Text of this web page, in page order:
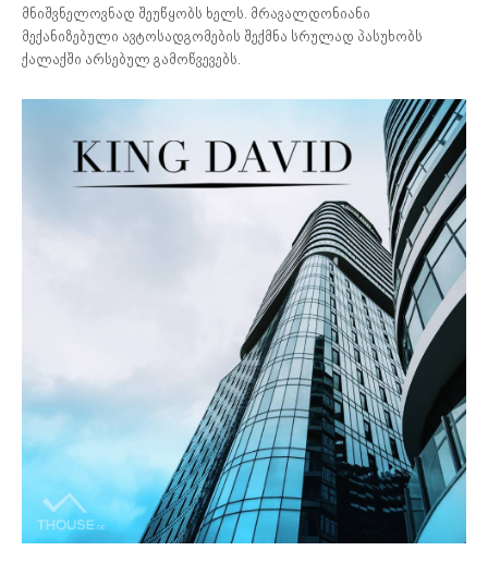
მნიშვნელოვნად შეუწყობს ხელს. მრავალდონიანი
მექანიზებული ავტოსადგომების შექმნა სრულად პასუხობს
ქალაქში არსებულ გამოწვევებს.